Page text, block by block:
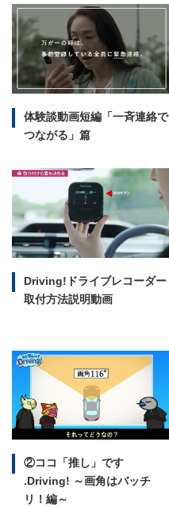
体験談動画短編 「一斉連絡で
つながる」篇
Driving!ドライブレコーダー
取付方法説明動画
②ココ「推し」です
.Driving! ～画角はバッチ
リ！編～